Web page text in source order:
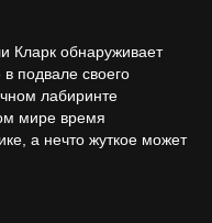
Кларк обнаруживает
подвале своего
лабиринте
мире время
а нечто жуткое может